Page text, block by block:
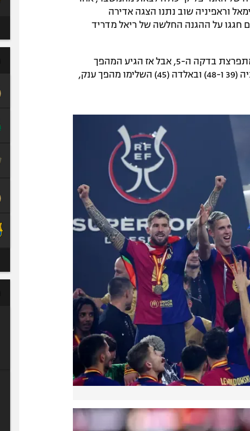
וראפיניה שוב נתנו הצגה אדירה
חגגו על ההגנה החלשה של ריאל מדריד
קיליאן אמבפה עוד העלה את ריאל מדריד ליתרון במתפרצת בדקה ה-5, אבל אז הגיע המהפך
האדיר של בארסה: ימאל (22), לבנדובסקי (36), ראפיניה (39 ו-48) ובאלדה (45) השלימו מהפך ענק,